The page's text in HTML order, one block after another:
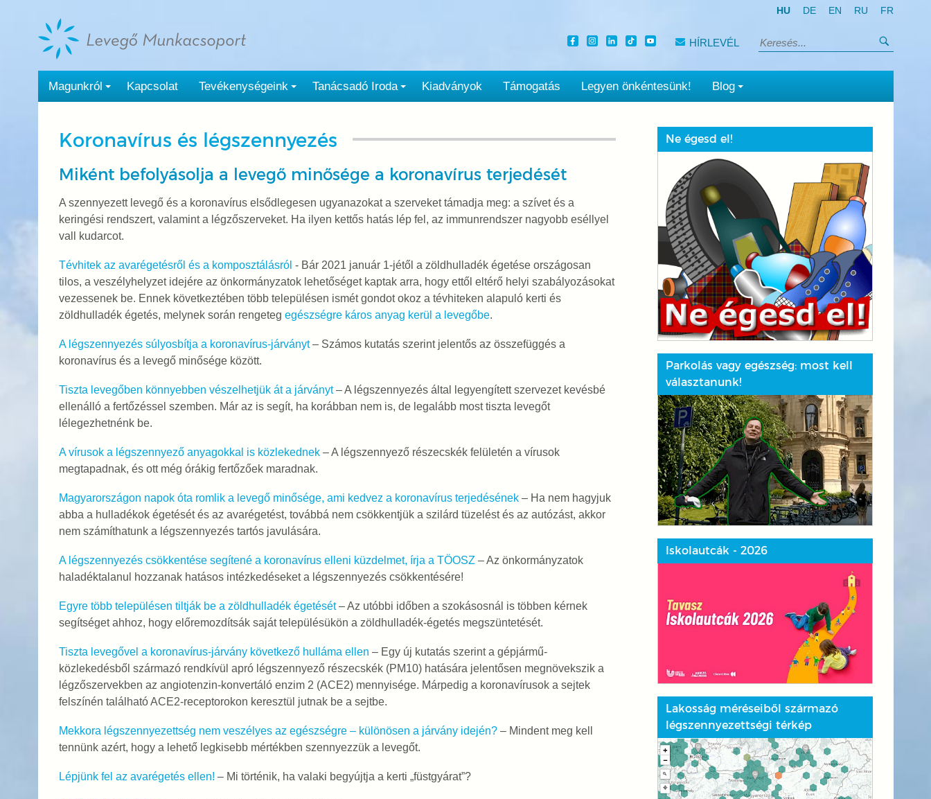
tartalomra
HU DE EN RU FR
HÍRLEVÉL Keresés:
Magunkról Kapcsolat Tevékenységeink Tanácsadó Iroda Kiadványok Támogatás Legyen önkéntesünk! Blog
Koronavírus és légszennyezés
Miként befolyásolja a levegő minősége a koronavírus terjedését
A szennyezett levegő és a koronavírus elsődlegesen ugyanazokat a szerveket támadja meg: a szívet és a
keringési rendszert, valamint a légzőszerveket. Ha ilyen kettős hatás lép fel, az immunrendszer nagyobb eséllyel
vall kudarcot.
Tévhitek az avarégetésről és a komposztálásról - Bár 2021 január 1-jétől a zöldhulladék égetése országosan
tilos, a veszélyhelyzet idejére az önkormányzatok lehetőséget kaptak arra, hogy ettől eltérő helyi szabályozásokat
vezessenek be. Ennek következtében több településen ismét gondot okoz a tévhiteken alapuló kerti és
zöldhulladék égetés, melynek során rengeteg egészségre káros anyag kerül a levegőbe.
A légszennyezés súlyosbítja a koronavírus-járványt– Számos kutatás szerint jelentős az összefüggés a
koronavírus és a levegő minősége között.
Tiszta levegőben könnyebben vészelhetjük át a járványt– A légszennyezés által legyengített szervezet kevésbé
ellenálló a fertőzéssel szemben. Már az is segít, ha korábban nem is, de legalább most tiszta levegőt
lélegezhetnénk be.
A vírusok a légszennyező anyagokkal is közlekednek– A légszennyező részecskék felületén a vírusok
megtapadnak, és ott még órákig fertőzőek maradnak.
Magyarországon napok óta romlik a levegő minősége, ami kedvez a koronavírus terjedésének– Ha nem hagyjuk
abba a hulladékok égetését és az avarégetést, továbbá nem csökkentjük a szilárd tüzelést és az autózást, akkor
nem számíthatunk a légszennyezés tartós javulására.
A légszennyezés csökkentése segítené a koronavírus elleni küzdelmet, írja a TÖOSZ – Az önkormányzatok
haladéktalanul hozzanak hatásos intézkedéseket a légszennyezés csökkentésére!
Egyre több településen tiltják be a zöldhulladék égetését– Az utóbbi időben a szokásosnál is többen kérnek
segítséget ahhoz, hogy előremozdítsák saját településükön a zöldhulladék-égetés megszüntetését.
Tiszta levegővel a koronavírus-járvány következő hulláma ellen – Egy új kutatás szerint a gépjármű-
közlekedésből származó rendkívül apró légszennyező részecskék (PM10) hatására jelentősen megnövekszik a
légzőszervekben az angiotenzin-konvertáló enzim 2 (ACE2) mennyisége. Márpedig a koronavírusok a sejtek
felszínén található ACE2-receptorokon keresztül jutnak be a sejtbe.
Mekkora légszennyezettség nem veszélyes az egészségre – különösen a járvány idején?– Mindent meg kell
tennünk azért, hogy a lehető legkisebb mértékben szennyezzük a levegőt.
Lépjünk fel az avarégetés ellen! – Mi történik, ha valaki begyújtja a kerti „füstgyárat”?
Ne égesd el!
Parkolás vagy egészség: most kell
választanunk!
Iskolautcák - 2026
Lakosság méréseiből származó
légszennyezettségi térkép